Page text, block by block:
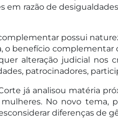
razão de
possui
benefício
alteração judicial
patrocinadores,
já analisou matéria
No novo tema,
diferenças de